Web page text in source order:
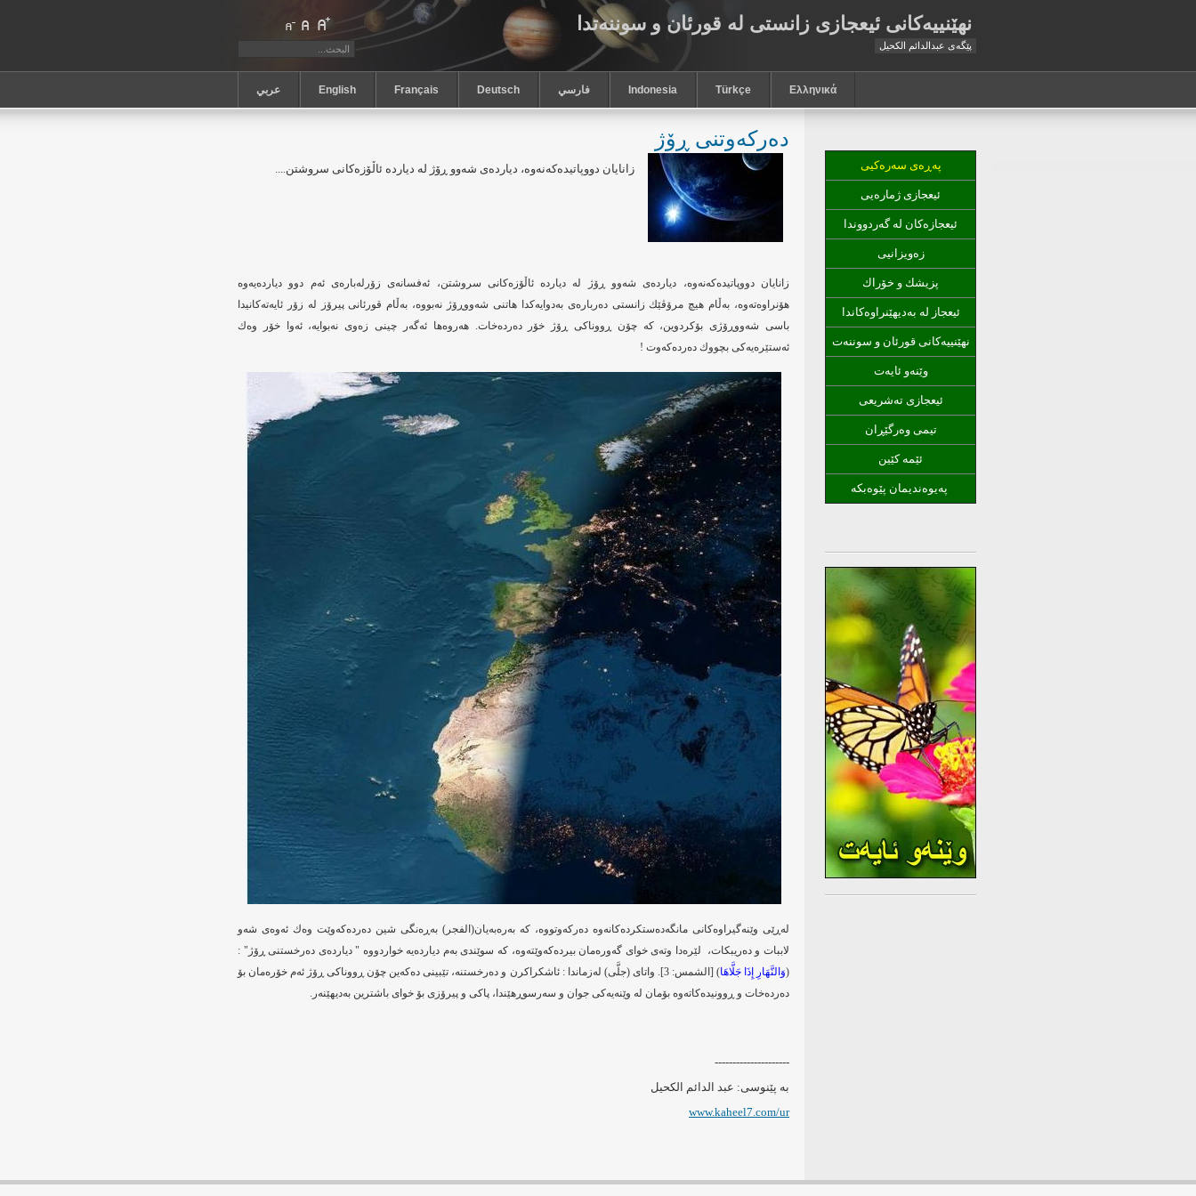
نهێنییه‌كانی ئیعجازی زانستی له‌ قورئان و سوننه‌تدا
پێگه‌ى عبدالدائم الكحيل
عربي English Français Deutsch فارسي Indonesia Türkçe Ελληνικά
ده‌ركه‌وتنی ڕۆژ
زانایان دووپاتیده‌كه‌نه‌وه‌، دیارده‌ی شه‌وو ڕۆژ له‌ دیارده‌ ئاڵۆزه‌كانی سروشتن....
زانایان دووپاتیده‌كه‌نه‌وه‌، دیارده‌ی شه‌وو ڕۆژ له‌ دیارده‌ ئاڵۆزه‌كانی سروشتن، ئه‌فسانه‌ی زۆرله‌باره‌ی ئه‌م دوو دیارده‌یه‌وه‌
هۆنراوه‌ته‌وه‌، به‌ڵام هیچ مرۆڤێك زانستی ده‌رباره‌ی به‌دوایه‌كدا هاتنی شه‌ووڕۆژ نه‌بووه‌، به‌ڵام قورئانی پیرۆز له‌ زۆر ئایه‌ته‌كانیدا
باسی شه‌ووڕۆژی بۆكردوین، كه‌ چۆن ڕووناكی ڕۆژ خۆر ده‌رده‌خات. هه‌روه‌ها ئه‌گه‌ر چینی زه‌وی نه‌بوایه‌، ئه‌وا خۆر وه‌ك
ئه‌ستێره‌یه‌كی بچووك ده‌رده‌كه‌وت !
له‌ڕێی وێنه‌گیراوه‌كانی مانگه‌ده‌ستكرده‌كانه‌وه‌ ده‌ركه‌وتووه‌، كه‌ به‌ره‌به‌یان(الفجر) به‌ڕه‌نگی شین ده‌رده‌كه‌وێت وه‌ك ئه‌وه‌ی شه‌و
لاببات و ده‌ریبكات،
لێره‌دا وته‌ی خوای گه‌وره‌مان بیرده‌كه‌وێته‌وه‌، كه‌ سوێندی به‌م دیارده‌یه‌ خواردووه‌ " دیارده‌ی ده‌رخستنی ڕۆژ" :
(وَالنَّهَارِ إِذَا جَلَّاهَا
) [الشمس: 3]. واتای (جلَّى) له‌زماندا : ئاشكراكرن و ده‌رخستنه‌، تێبینی ده‌كه‌ین چۆن ڕووناكی ڕۆژ ئه‌م خۆره‌مان بۆ
ده‌رده‌خات و ڕوونیده‌كاته‌وه‌ بۆمان له‌ وێنه‌یه‌كی جوان و سه‌رسوڕهێندا، پاكی و پیرۆزی بۆ خوای باشترین به‌دیهێنه‌ر.
---------------------
بە پێنوسی: عبد الدائم الكحيل
www.kaheel7.com/ur
په‌ڕه‌ی سه‌ره‌كیی
ئیعجازی ژماره‌یی
ئیعجازه‌كان له‌ گه‌ردووندا
زه‌ویزانیی
پزیشك و خۆراك
ئیعجاز له‌ به‌دیهێنراوه‌كاندا
نهێنییه‌كانی قورئان و سوننه‌ت
وێنه‌و ئایه‌ت
ئیعجازی ته‌شریعی
تیمی وه‌رگێڕان
ئێمه‌ كێین
په‌یوه‌ندیمان پێوه‌بكه‌